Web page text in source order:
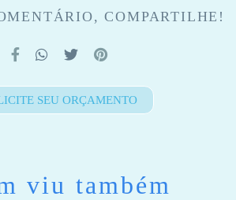
COMPARTILHE!
SEU ORÇAMENTO
viu também